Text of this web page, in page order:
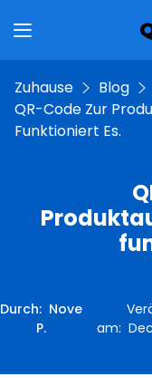
Zuhause
Blog
QR-Code Zur
Funktioniert Es.
Durch: Nove
P.
am: